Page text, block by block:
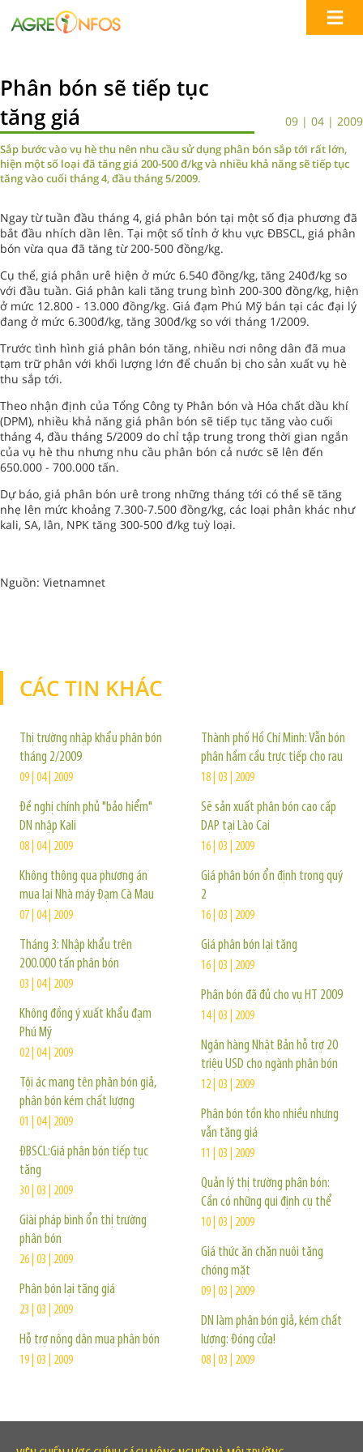
Phân bón sẽ tiếp tục
tăng giá
09 | 04 | 2009
Sắp bước vào vụ hè thu nên nhu cầu sử dụng phân bón sắp tới rất lớn,
hiện một số loại đã tăng giá 200-500 đ/kg và nhiều khả năng sẽ tiếp tục
tăng vào cuối tháng 4, đầu tháng 5/2009.
Ngay từ tuần đầu tháng 4, giá phân bón tại một số địa phương đã
bắt đầu nhích dần lên. Tại một số tỉnh ở khu vực ĐBSCL, giá phân
bón vừa qua đã tăng từ 200-500 đồng/kg.
Cụ thể, giá phân urê hiện ở mức 6.540 đồng/kg, tăng 240đ/kg so
với đầu tuần. Giá phân kali tăng trung bình 200-300 đồng/kg, hiện
ở mức 12.800 - 13.000 đồng/kg. Giá đạm Phú Mỹ bán tại các đại lý
đang ở mức 6.300đ/kg, tăng 300đ/kg so với tháng 1/2009.
Trước tình hình giá phân bón tăng, nhiều nơi nông dân đã mua
tạm trữ phân với khối lượng lớn để chuẩn bị cho sản xuất vụ hè
thu sắp tới.
Theo nhận định của Tổng Công ty Phân bón và Hóa chất dầu khí
(DPM), nhiều khả năng giá phân bón sẽ tiếp tục tăng vào cuối
tháng 4, đầu tháng 5/2009 do chỉ tập trung trong thời gian ngắn
của vụ hè thu nhưng nhu cầu phân bón cả nước sẽ lên đến
650.000 - 700.000 tấn.
Dự báo, giá phân bón urê trong những tháng tới có thể sẽ tăng
nhẹ lên mức khoảng 7.300-7.500 đồng/kg, các loại phân khác như
kali, SA, lân, NPK tăng 300-500 đ/kg tuỳ loại.
Nguồn: Vietnamnet
CÁC TIN KHÁC
Thị trường nhập khẩu phân bón
tháng 2/2009
09 | 04 | 2009
Đề nghị chính phủ "bảo hiểm"
DN nhập Kali
08 | 04 | 2009
Không thông qua phương án
mua lại Nhà máy Đạm Cà Mau
07 | 04 | 2009
Tháng 3: Nhập khẩu trên
200.000 tấn phân bón
03 | 04 | 2009
Không đồng ý xuất khẩu đạm
Phú Mỹ
02 | 04 | 2009
Tội ác mang tên phân bón giả,
phân bón kém chất lượng
01 | 04 | 2009
ĐBSCL:Giá phân bón tiếp tục
tăng
30 | 03 | 2009
Giài pháp bình ổn thị trường
phân bón
26 | 03 | 2009
Phân bón lại tăng giá
23 | 03 | 2009
Hỗ trợ nông dân mua phân bón
19 | 03 | 2009
Thành phố Hồ Chí Minh: Vẫn bón
phân hầm cầu trực tiếp cho rau
18 | 03 | 2009
Sẽ sản xuất phân bón cao cấp
DAP tại Lào Cai
16 | 03 | 2009
Giá phân bón ổn định trong quý
2
16 | 03 | 2009
Giá phân bón lại tăng
16 | 03 | 2009
Phân bón đã đủ cho vụ HT 2009
14 | 03 | 2009
Ngân hàng Nhật Bản hỗ trợ 20
triệu USD cho ngành phân bón
12 | 03 | 2009
Phân bón tồn kho nhiều nhưng
vẫn tăng giá
11 | 03 | 2009
Quản lý thị trường phân bón:
Cần có những qui định cụ thể
10 | 03 | 2009
Giá thức ăn chăn nuôi tăng
chóng mặt
09 | 03 | 2009
DN làm phân bón giả, kém chất
lượng: Đóng cửa!
08 | 03 | 2009